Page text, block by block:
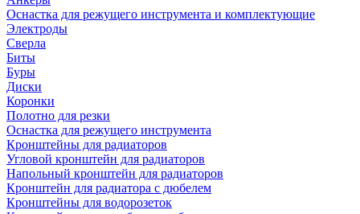
Оснастка для режущего инструмента и комплектующие
Электроды
Сверла
Биты
Буры
Диски
Коронки
Полотно для резки
Оснастка для режущего инструмента
Кронштейны для радиаторов
Угловой кронштейн для радиаторов
Напольный кронштейн для радиаторов
Кронштейн для радиатора с дюбелем
Кронштейны для водорозеток